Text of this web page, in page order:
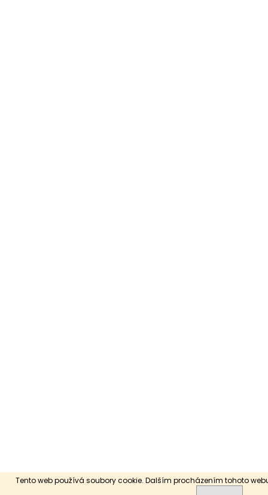
Tento web používá soubory cookie. Dalším procházením tohoto